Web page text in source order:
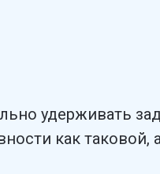
удерживать
как